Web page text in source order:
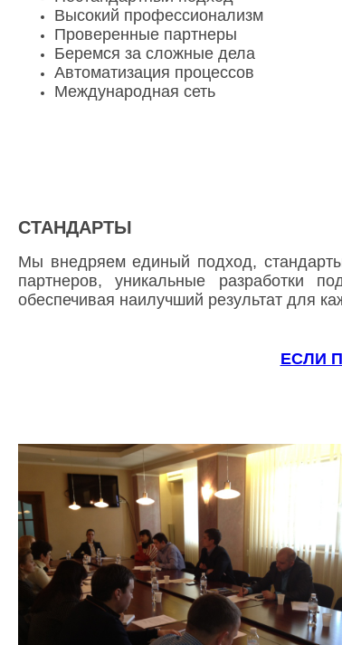
Высокий профессионализм
Проверенные партнеры
Беремся за сложные дела
Автоматизация процессов
Международная сеть
СТАНДАРТЫ
Мы внедряем единый подход,
партнеров, уникальные разработки
обеспечивая наилучший результат для
ЕСЛИ